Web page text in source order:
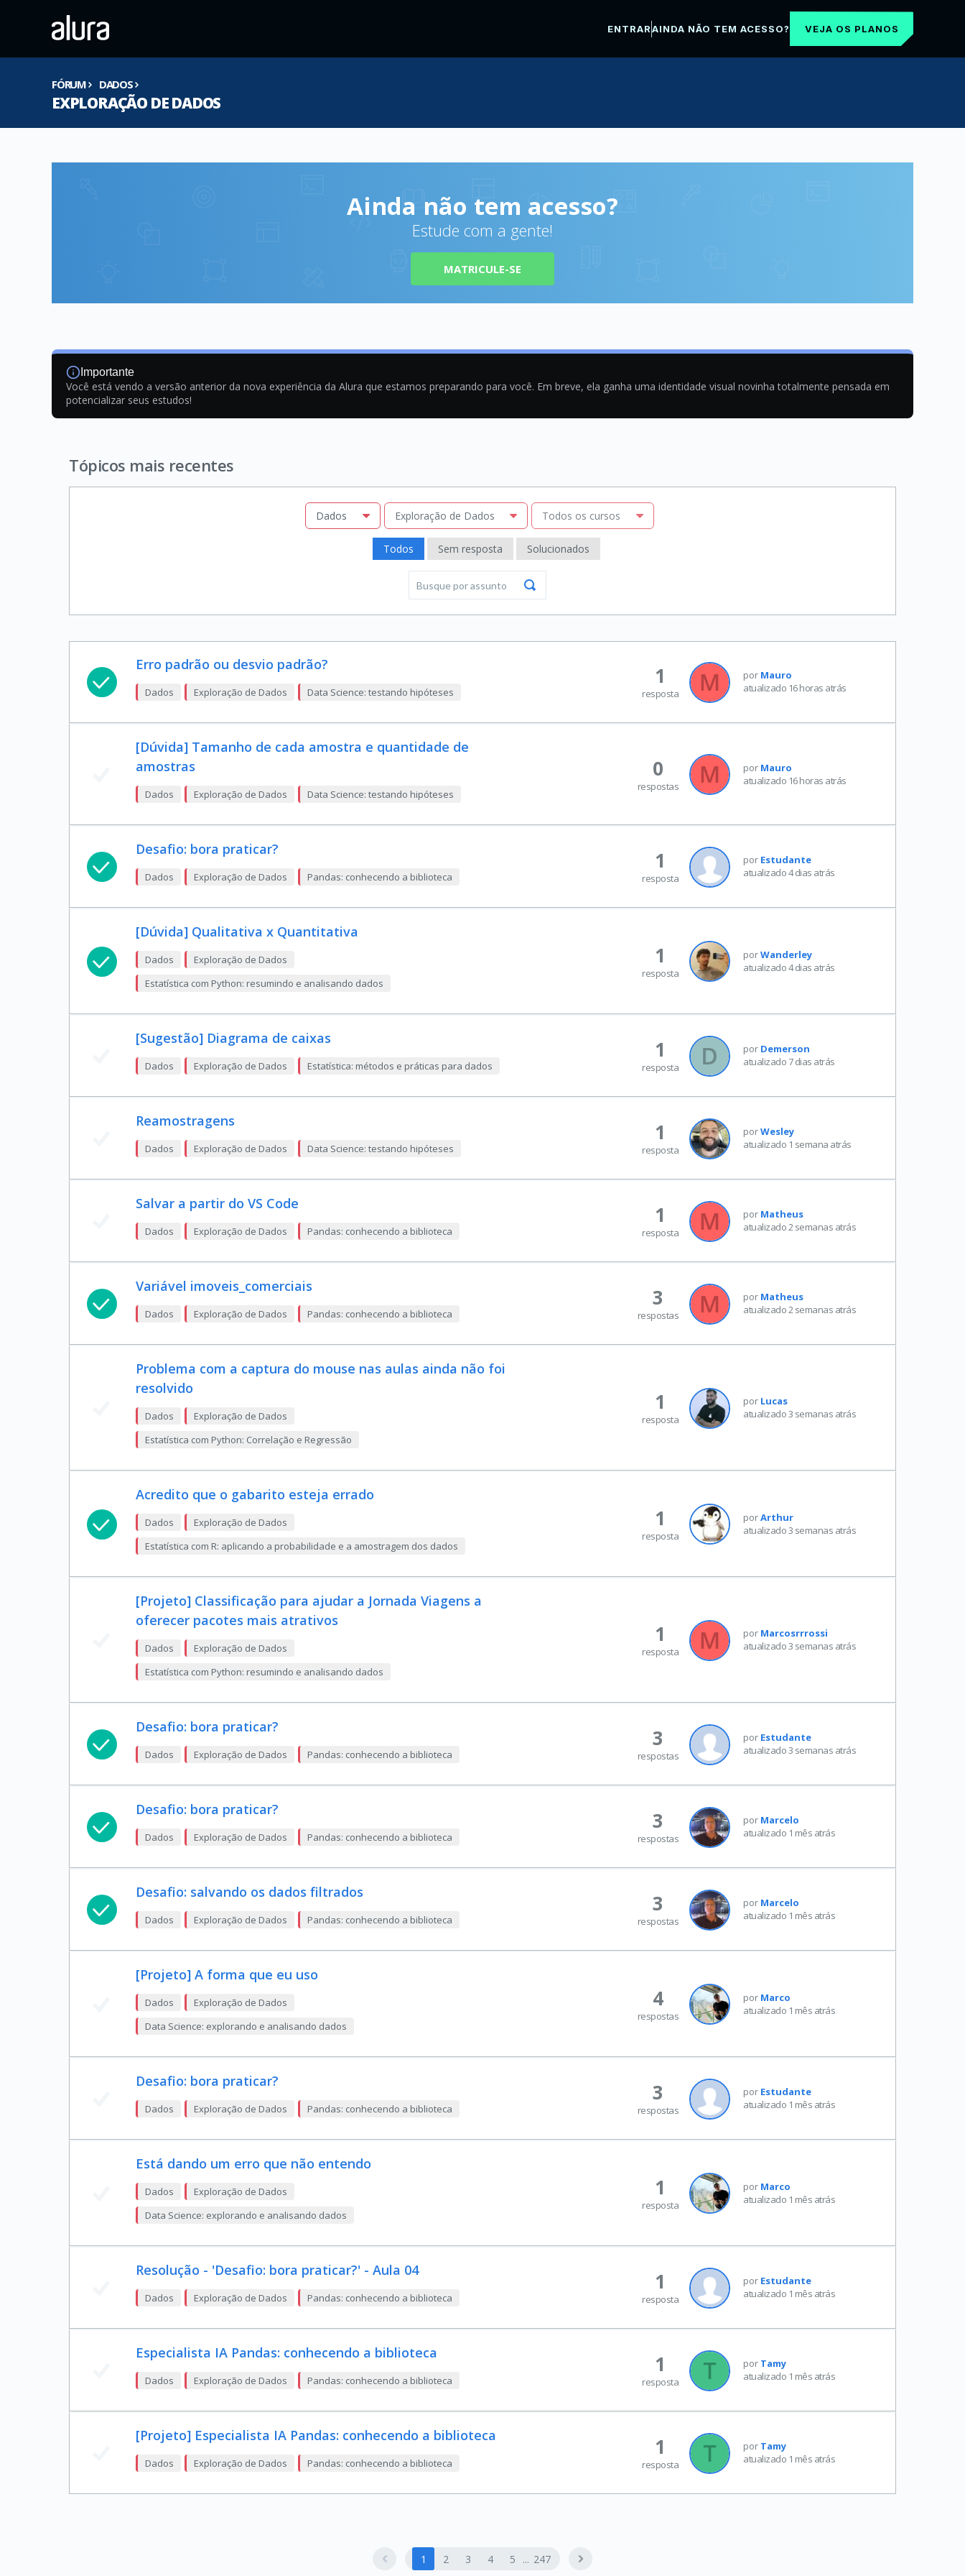
ENTRARAINDA NÃO TEM ACESSO? VEJA OS PLANOS
FÓRUM DADOS
EXPLORAÇÃO DE DADOS
Ainda não tem acesso?
Estude com a gente!
MATRICULE-SE
Importante
Você está vendo a versão anterior da nova experiência da Alura que estamos preparando para você. Em breve, ela ganha uma identidade visual novinha totalmente pensada em
potencializar seus estudos!
Tópicos mais recentes
Dados Exploração de Dados Todos os cursos
Todos Sem resposta Solucionados
Erro padrão ou desvio padrão?
Dados Exploração de Dados Data Science: testando hipóteses
por Mauro
atualizado 16 horas atrás
1
resposta
[Dúvida] Tamanho de cada amostra e quantidade de
amostras
Dados Exploração de Dados Data Science: testando hipóteses
por Mauro
atualizado 16 horas atrás
0
respostas
Desafio: bora praticar?
Dados Exploração de Dados Pandas: conhecendo a biblioteca
por Estudante
atualizado 4 dias atrás
1
resposta
[Dúvida] Qualitativa x Quantitativa
Dados
Exploração de Dados
Estatística com Python: resumindo e analisando dados
porWanderley
atualizado 4 dias atrás
1
resposta
[Sugestão] Diagrama de caixas
Dados Exploração de Dados Estatística: métodos e práticas para dados
por Demerson
atualizado 7 dias atrás
1
resposta
Reamostragens
Dados Exploração de Dados Data Science: testando hipóteses
porWesley
atualizado 1 semana atrás
1
resposta
Salvar a partir do VS Code
Dados Exploração de Dados Pandas: conhecendo a biblioteca
por Matheus
atualizado 2 semanas atrás
1
resposta
Variável imoveis_comerciais
Dados Exploração de Dados Pandas: conhecendo a biblioteca
por Matheus
atualizado 2 semanas atrás
3
respostas
Problema com a captura do mouse nas aulas ainda não foi
resolvido
Dados
Exploração de Dados
Estatística com Python: Correlação e Regressão
por Lucas
atualizado 3 semanas atrás
1
resposta
Acredito que o gabarito esteja errado
Dados
Exploração de Dados
Estatística com R: aplicando a probabilidade e a amostragem dos dados
porArthur
atualizado 3 semanas atrás
1
resposta
[Projeto] Classificação para ajudar a Jornada Viagens a
oferecer pacotes mais atrativos
Dados
Exploração de Dados
Estatística com Python: resumindo e analisando dados
por Marcosrrrossi
atualizado 3 semanas atrás
1
resposta
Desafio: bora praticar?
Dados Exploração de Dados Pandas: conhecendo a biblioteca
por Estudante
atualizado 3 semanas atrás
3
respostas
Desafio: bora praticar?
Dados Exploração de Dados Pandas: conhecendo a biblioteca
por Marcelo
atualizado 1 mês atrás
3
respostas
Desafio: salvando os dados filtrados
Dados Exploração de Dados Pandas: conhecendo a biblioteca
por Marcelo
atualizado 1 mês atrás
3
respostas
[Projeto] A forma que eu uso
Dados
Exploração de Dados
Data Science: explorando e analisando dados
por Marco
atualizado 1 mês atrás
4
respostas
Desafio: bora praticar?
Dados Exploração de Dados Pandas: conhecendo a biblioteca
por Estudante
atualizado 1 mês atrás
3
respostas
Está dando um erro que não entendo
Dados
Exploração de Dados
Data Science: explorando e analisando dados
por Marco
atualizado 1 mês atrás
1
resposta
Resolução - 'Desafio: bora praticar?' - Aula 04
Dados Exploração de Dados Pandas: conhecendo a biblioteca
por Estudante
atualizado 1 mês atrás
1
resposta
Especialista IA Pandas: conhecendo a biblioteca
Dados Exploração de Dados Pandas: conhecendo a biblioteca
por Tamy
atualizado 1 mês atrás
1
resposta
[Projeto] Especialista IA Pandas: conhecendo a biblioteca
Dados Exploração de Dados Pandas: conhecendo a biblioteca
por Tamy
atualizado 1 mês atrás
1
resposta
1 2 3 4 5 247